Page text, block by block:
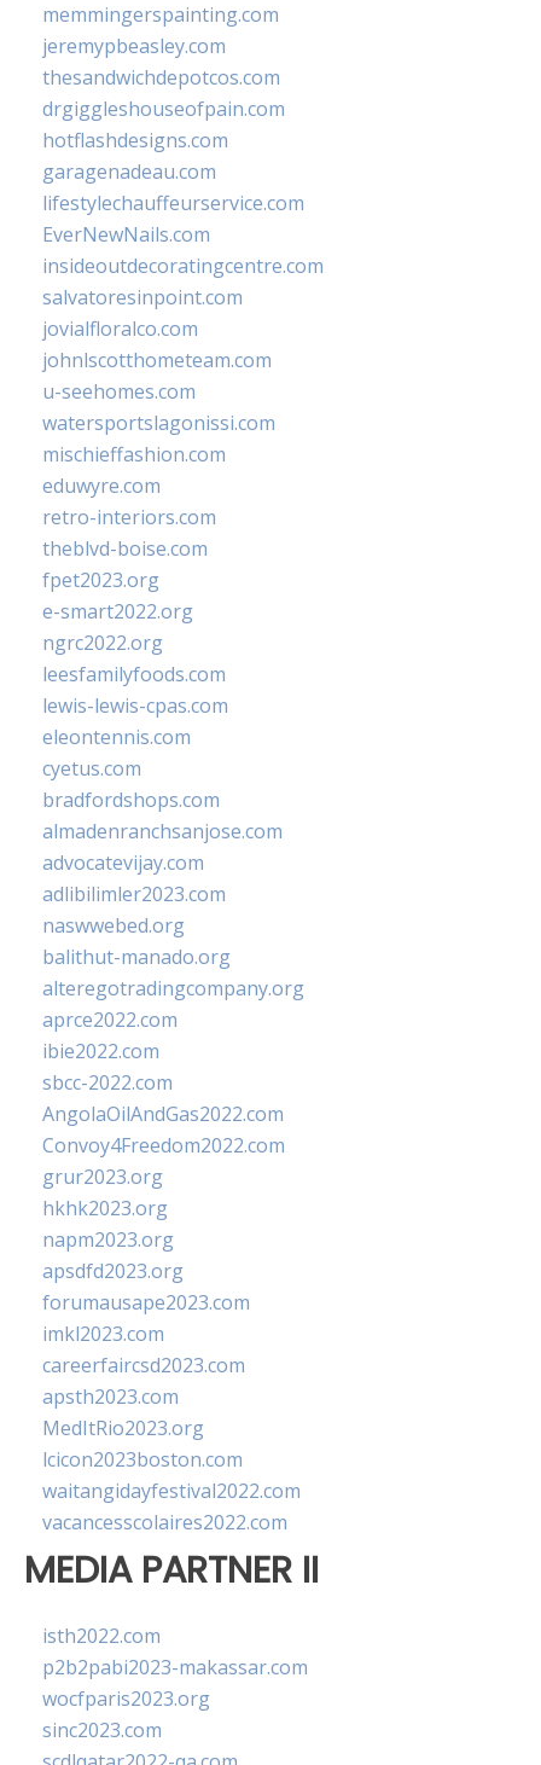
memmingerspainting.com
jeremypbeasley.com
thesandwichdepotcos.com
drgiggleshouseofpain.com
hotflashdesigns.com
garagenadeau.com
lifestylechauffeurservice.com
EverNewNails.com
insideoutdecoratingcentre.com
salvatoresinpoint.com
jovialfloralco.com
johnlscotthometeam.com
u-seehomes.com
watersportslagonissi.com
mischieffashion.com
eduwyre.com
retro-interiors.com
theblvd-boise.com
fpet2023.org
e-smart2022.org
ngrc2022.org
leesfamilyfoods.com
lewis-lewis-cpas.com
eleontennis.com
cyetus.com
bradfordshops.com
almadenranchsanjose.com
advocatevijay.com
adlibilimler2023.com
naswwebed.org
balithut-manado.org
alteregotradingcompany.org
aprce2022.com
ibie2022.com
sbcc-2022.com
AngolaOilAndGas2022.com
Convoy4Freedom2022.com
grur2023.org
hkhk2023.org
napm2023.org
apsdfd2023.org
forumausape2023.com
imkl2023.com
careerfaircsd2023.com
apsth2023.com
MedItRio2023.org
lcicon2023boston.com
waitangidayfestival2022.com
vacancesscolaires2022.com
MEDIA PARTNER II
isth2022.com
p2b2pabi2023-makassar.com
wocfparis2023.org
sinc2023.com